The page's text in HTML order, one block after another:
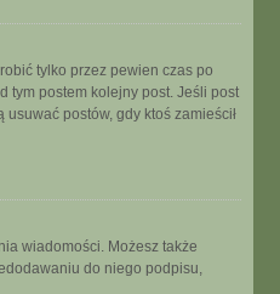
tylko przez pewien czas po
tym postem kolejny post. Jeśli post
postów, gdy ktoś zamieścił
wiadomości. Możesz także
do niego podpisu,